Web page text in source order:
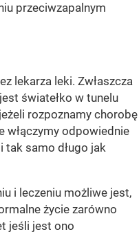
przeciwzapalnym
lekarza leki. Zwłaszcza
światełko w tunelu
rozpoznamy chorobę
włączymy odpowiednie
tak samo długo jak
i leczeniu możliwe jest,
życie zarówno
jeśli jest ono